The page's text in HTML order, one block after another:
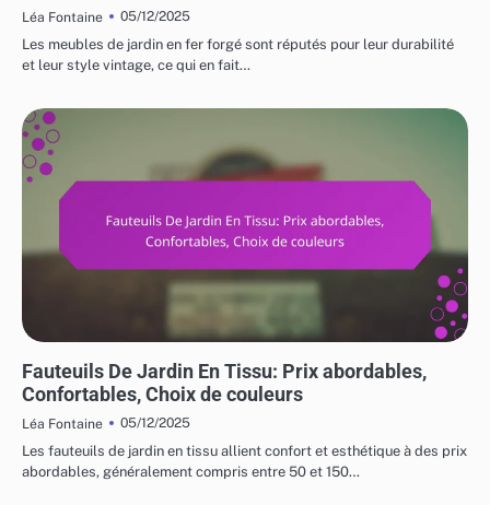
Léa Fontaine
05/12/2025
Les meubles de jardin en fer forgé sont réputés pour leur durabilité
et leur style vintage, ce qui en fait…
Fauteuils De Jardin En Tissu: Prix abordables,
Confortables, Choix de couleurs
Léa Fontaine
05/12/2025
Les fauteuils de jardin en tissu allient confort et esthétique à des prix
abordables, généralement compris entre 50 et 150…